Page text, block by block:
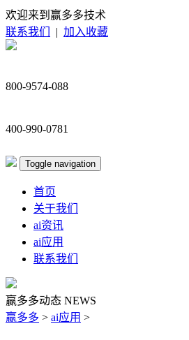
欢迎来到赢多多技术
联系我们
| 加入收藏
800-9574-088
400-990-0781
Toggle navigation
首页
关于我们
ai资讯
ai应用
联系我们
赢多多动态 NEWS
赢多多 > ai应用 >